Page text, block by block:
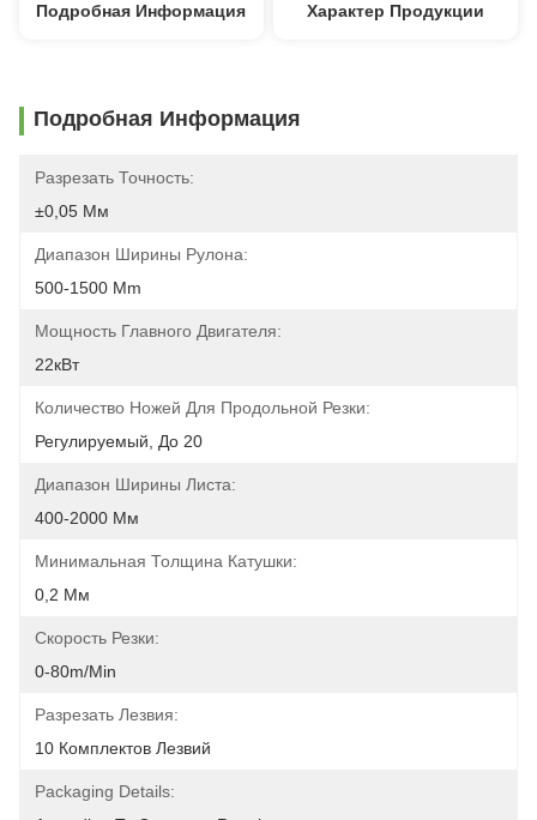
Подробная Информация Характер Продукции
Подробная Информация
Разрезать Точность:
±0,05 Мм
Диапазон Ширины Рулона:
500-1500 Mm
Мощность Главного Двигателя:
22кВт
Количество Ножей Для Продольной Резки:
Регулируемый, До 20
Диапазон Ширины Листа:
400-2000 Мм
Минимальная Толщина Катушки:
0,2 Мм
Скорость Резки:
0-80m/min
Разрезать Лезвия:
10 Комплектов Лезвий
Packaging Details: